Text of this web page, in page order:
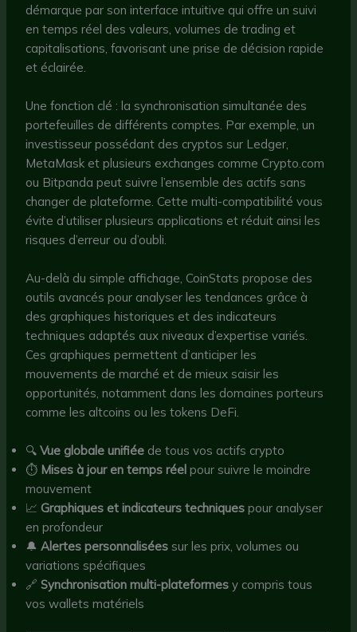
démarque par son interface intuitive qui offre un suivi
en temps réel des valeurs, volumes de trading et
capitalisations, favorisant une prise de décision rapide
et éclairée.
Une fonction clé : la synchronisation simultanée des
portefeuilles de différents comptes. Par exemple, un
investisseur possédant des cryptos sur Ledger,
MetaMask et plusieurs exchanges comme Crypto.com
ou Bitpanda peut suivre l’ensemble des actifs sans
changer de plateforme. Cette multi-compatibilité vous
évite d’utiliser plusieurs applications et réduit ainsi les
risques d’erreur ou d’oubli.
Au-delà du simple affichage, CoinStats propose des
outils avancés pour analyser les tendances grâce à
des graphiques historiques et des indicateurs
techniques adaptés aux niveaux d’expertise variés.
Ces graphiques permettent d’anticiper les
mouvements de marché et de mieux saisir les
opportunités, notamment dans les domaines porteurs
comme les altcoins ou les tokens DeFi.
🔍Vue globale unifiée de tous vos actifs crypto
⏱ Mises à jour en temps réel pour suivre le moindre
mouvement
📈 Graphiques et indicateurs techniques pour analyser
en profondeur
🔔Alertes personnalisées sur les prix, volumes ou
variations spécifiques
🔗Synchronisation multi-plateformes y compris tous
vos wallets matériels